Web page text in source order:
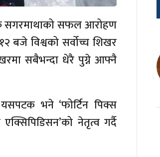
सगरमाथाको सफल आरोहण
बजे विश्वको सर्वोच्च शिखर
सबैभन्दा धेरै पुग्ने आफ्नै
भने ‘फोर्टिन पिक्स
नेतृत्व गर्दै